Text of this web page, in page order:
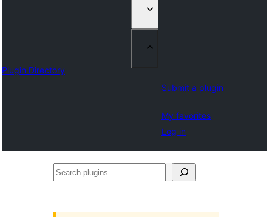
Plugin Directory
Submit a plugin
My favorites
Log in
Search